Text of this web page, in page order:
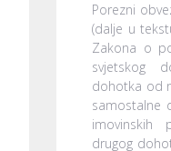
Porezni
(dalje u
Zakona o
svjetskog
dohotka od
samostalne
drugog